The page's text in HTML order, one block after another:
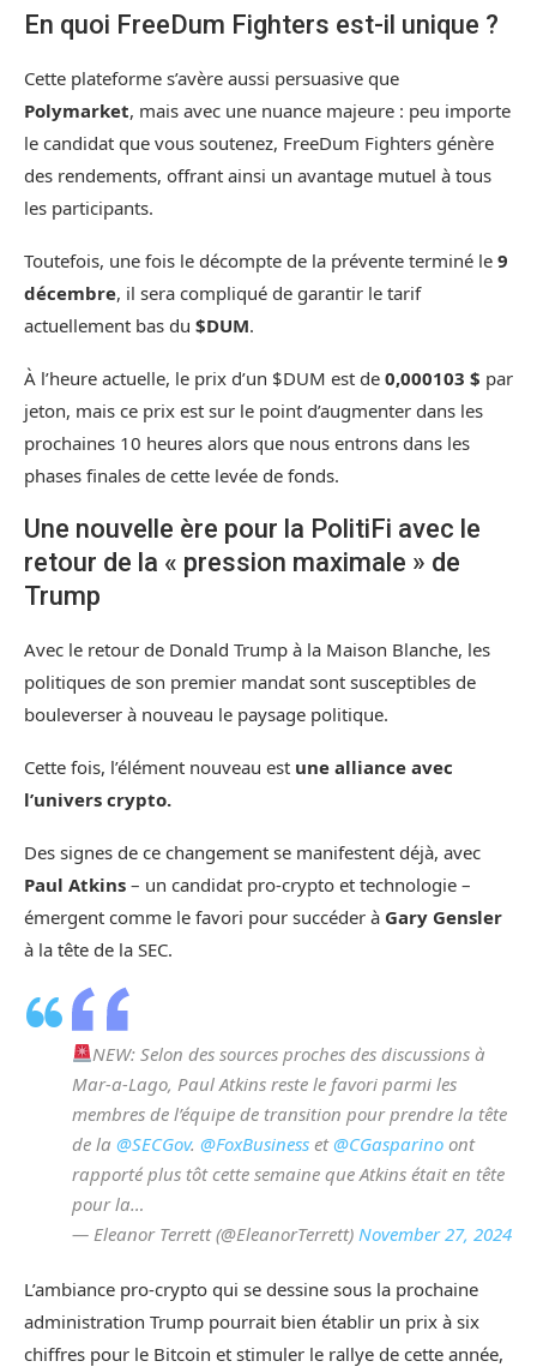
En quoi FreeDum Fighters est-il unique ?
Cette plateforme s’avère aussi persuasive que
Polymarket, mais avec une nuance majeure : peu importe
le candidat que vous soutenez, FreeDum Fighters génère
des rendements, offrant ainsi un avantage mutuel à tous
les participants.
Toutefois, une fois le décompte de la prévente terminé le 9
décembre, il sera compliqué de garantir le tarif
actuellement bas du $DUM.
À l’heure actuelle, le prix d’un $DUM est de 0,000103 $ par
jeton, mais ce prix est sur le point d’augmenter dans les
prochaines 10 heures alors que nous entrons dans les
phases finales de cette levée de fonds.
Une nouvelle ère pour la PolitiFi avec le
retour de la « pression maximale » de
Trump
Avec le retour de Donald Trump à la Maison Blanche, les
politiques de son premier mandat sont susceptibles de
bouleverser à nouveau le paysage politique.
Cette fois, l’élément nouveau est une alliance avec
l’univers crypto.
Des signes de ce changement se manifestent déjà, avec
Paul Atkins – un candidat pro-crypto et technologie –
émergent comme le favori pour succéder à Gary Gensler
à la tête de la SEC.
NEW: Selon des sources proches des discussions à
Mar-a-Lago, Paul Atkins reste le favori parmi les
membres de l’équipe de transition pour prendre la tête
de la @SECGov. @FoxBusiness et@CGasparino ont
rapporté plus tôt cette semaine que Atkins était en tête
pour la…
— Eleanor Terrett (@EleanorTerrett) November 27, 2024
L’ambiance pro-crypto qui se dessine sous la prochaine
administration Trump pourrait bien établir un prix à six
chiffres pour le Bitcoin et stimuler le rallye de cette année,